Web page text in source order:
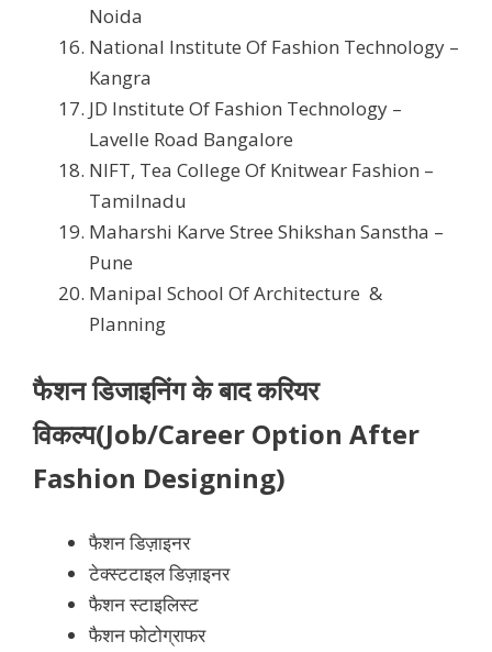
Noida
National Institute Of Fashion Technology –
Kangra
JD Institute Of Fashion Technology –
Lavelle Road Bangalore
NIFT, Tea College Of Knitwear Fashion –
Tamilnadu
Maharshi Karve Stree Shikshan Sanstha –
Pune
Manipal School Of Architecture &
Planning
फैशन डिजाइनिंग के बाद करियर
विकल्प(Job/Career Option After
Fashion Designing)
फैशन डिज़ाइनर
टेक्स्टटाइल डिज़ाइनर
फैशन स्टाइलिस्ट
फैशन फोटोग्राफर